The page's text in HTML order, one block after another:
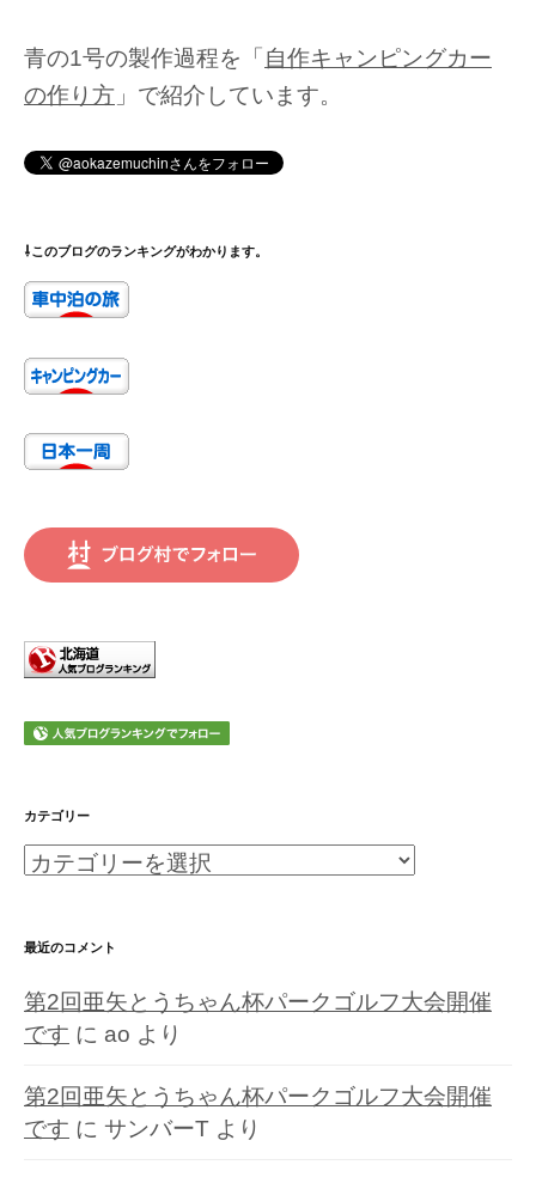
青の1号の製作過程を「自作キャンピングカー
の作り方 」で紹介しています。
⇩このブログのランキングがわかります。
カテゴリー
カ
ゴ
ー
最近のコメント
第2回亜矢とうちゃん杯パークゴルフ大会開催
です に ao より
第2回亜矢とうちゃん杯パークゴルフ大会開催
です に サンバーT より